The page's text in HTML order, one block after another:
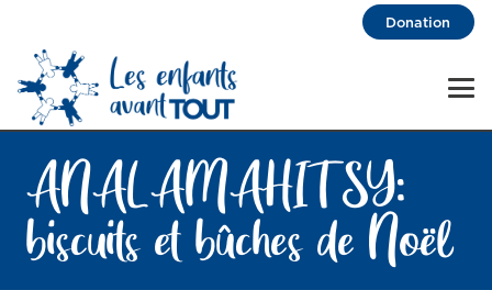
Donation
ANALAMAHITSY:
biscuits et bûches de Noël